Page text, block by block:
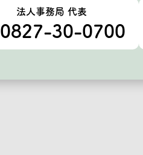
法人事務局 代表
0827-30-0700